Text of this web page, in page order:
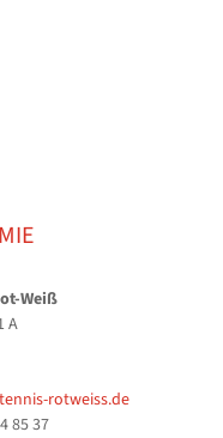
Weiß
A
rotweiss.de
85 37